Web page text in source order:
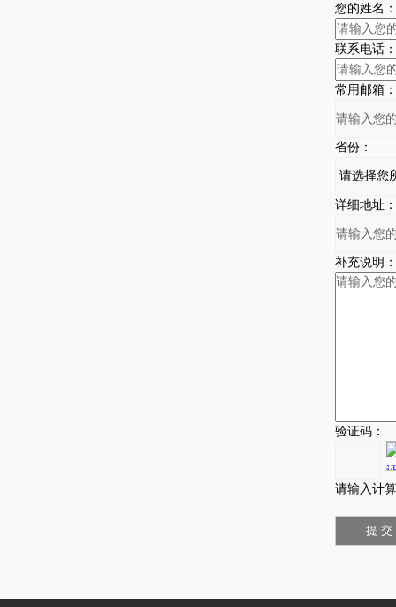
您的姓名：
联系电话：
常用邮箱：
省份：
详细地址：
补充说明：
验证码：
请输入计